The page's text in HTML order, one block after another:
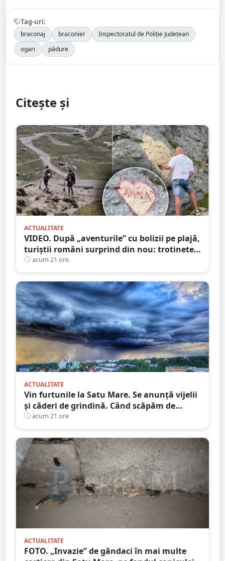
Tag-uri:
braconaj braconier
Inspectoratul de Poliție Județean
ogari
pădure
Citește și
ACTUALITATE
VIDEO. După „aventurile” cu bolizii pe plajă,
turiștii români surprind din nou: trotinete
pe Bucegi și declarații de dragoste pe stânci
acum 21 ore
ACTUALITATE
Vin furtunile la Satu Mare. Se anunță vijelii
și căderi de grindină. Când scăpăm de
caniculă
acum 21 ore
ACTUALITATE
FOTO. „Invazie” de gândaci în mai multe